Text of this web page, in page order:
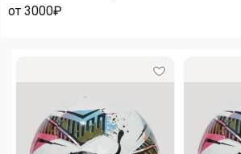
от 3000₽